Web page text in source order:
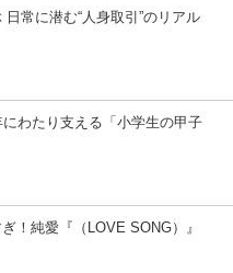
常に潜む“人身取引”のリアル
わたり支える「小学生の甲子
！純愛『（LOVE SONG）』